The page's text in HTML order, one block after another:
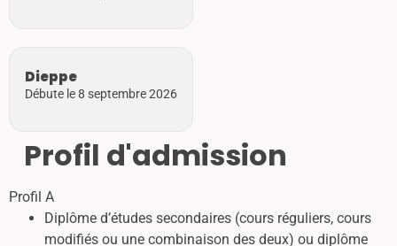
Dieppe
Débute le 8 septembre 2026
Profil d'admission
Profil A
Diplôme d’études secondaires (cours réguliers, cours
modifiés ou une combinaison des deux) ou diplôme